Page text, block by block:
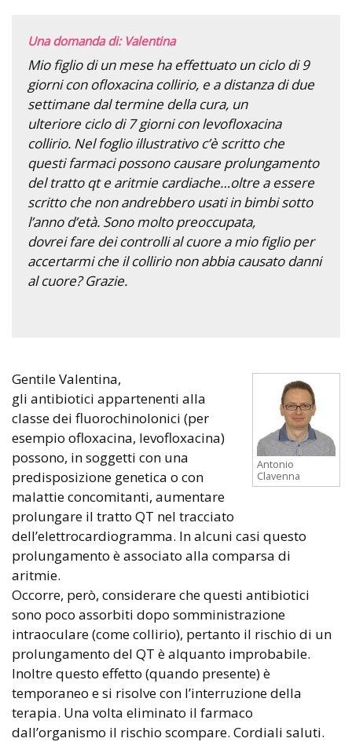
Una domanda di: Valentina
Mio figlio di un mese ha effettuato un ciclo di 9
giorni con ofloxacina collirio, e a distanza di due
settimane dal termine della cura, un
ulteriore ciclo di 7 giorni con levofloxacina
collirio. Nel foglio illustrativo c’è scritto che
questi farmaci possono causare prolungamento
del tratto qt e aritmie cardiache…oltre a essere
scritto che non andrebbero usati in bimbi sotto
l’anno d’età. Sono molto preoccupata,
dovrei fare dei controlli al cuore a mio figlio per
accertarmi che il collirio non abbia causato danni
al cuore? Grazie.
Antonio
Clavenna
Gentile Valentina,
gli antibiotici appartenenti alla
classe dei fluorochinolonici (per
esempio ofloxacina, levofloxacina)
possono, in soggetti con una
predisposizione genetica o con
malattie concomitanti, aumentare
prolungare il tratto QT nel tracciato
dell’elettrocardiogramma. In alcuni casi questo
prolungamento è associato alla comparsa di
aritmie.
Occorre, però, considerare che questi antibiotici
sono poco assorbiti dopo somministrazione
intraoculare (come collirio), pertanto il rischio di un
prolungamento del QT è alquanto improbabile.
Inoltre questo effetto (quando presente) è
temporaneo e si risolve con l’interruzione della
terapia. Una volta eliminato il farmaco
dall’organismo il rischio scompare. Cordiali saluti.